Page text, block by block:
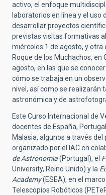
activo, el enfoque
laboratorios en línea y el uso
desarrollar proyectos
previstas visitas formativas
miércoles 1 de agosto, y otra
Roque de los Muchachos, en
agosto, en las que se
cómo se trabaja en un
nivel, así como se realizarán
astronómica y de
Este Curso Internacional de
docentes de España,
Malasia, algunos a través
organizado por el IAC en
de Astronomia(Portugal), el
University, Reino Unido) y la
Academy(ESEA), en el
Telescopios Robóticos